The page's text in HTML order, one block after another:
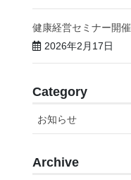
健康経営セミナー開催
2026年2月17日
Category
お知らせ
Archive